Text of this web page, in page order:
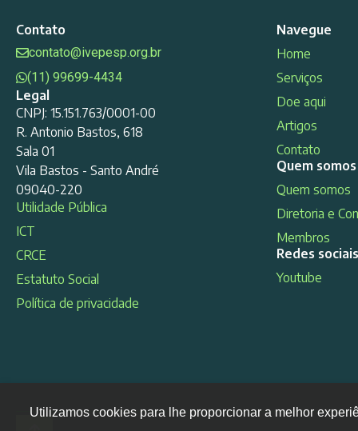
Contato
contato@ivepesp.org.br
(11) 99699-4434
Legal
CNPJ: 15.151.763/0001-00
R. Antonio Bastos, 618
Sala 01
Vila Bastos - Santo André
09040-220
Utilidade Pública
ICT
CRCE
Estatuto Social
Política de privacidade
Navegue
Home
Serviços
Doe aqui
Artigos
Contato
Quem somos
Quem somos
Diretoria e
Membros
Redes sociais
Youtube
Utilizamos cookies para lhe proporcionar a melhor